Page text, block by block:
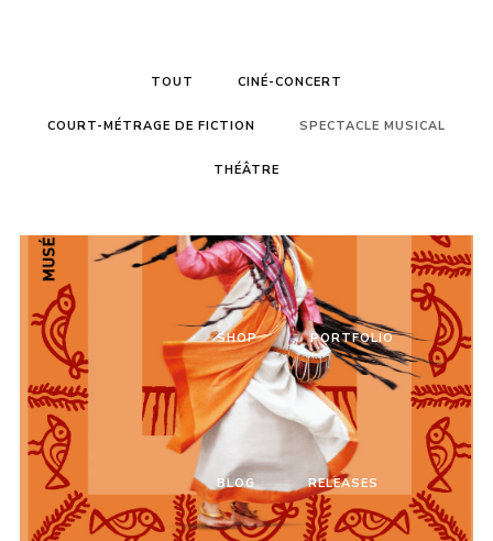
Login
Username or email address*
Password *
SHOP PORTFOLIO
BLOG RELEASES
TOUT CINÉ-CONCERT
COURT-MÉTRAGE DE FICTION SPECTACLE MUSICAL
THÉÂTRE